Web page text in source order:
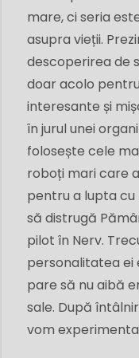
mare, ci seria
asupra vieții.
descoperirea de
doar acolo
interesante și
în jurul unei
folosește cele
roboți mari care
pentru a lupta
să distrugă
pilot în Nerv.
personalitatea ei
pare să nu aibă
sale. După
vom